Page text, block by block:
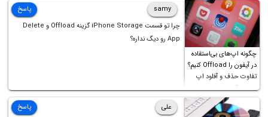
چگونه اپ‌های بی‌استفاده
در آیفون را Offload کنیم؟
تفاوت حذف و آفلود اپ
چیست؟
samy
چرا تو قسمت iPhone Storage گزینه Offload و Delete
App رو دیگ نداره؟
پاسخ
علی
پاسخ